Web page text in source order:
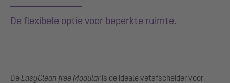
De flexibele optie voor beperkte ruimte.
De EasyClean freeModularis de ideale vetafscheider voor